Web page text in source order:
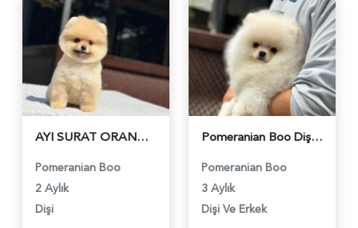
AYI SURAT ORANGE POMERANIAN BOO | RUHSATLI ÜRETİM ÇİFTLİĞİ - 6202
Pomeranian Boo
2 Aylık
Dişi
Pomeranian Boo Dişi ve Erkek Bebeklerimiz - 6179
Pomeranian Boo
3 Aylık
Dişi Ve Erkek